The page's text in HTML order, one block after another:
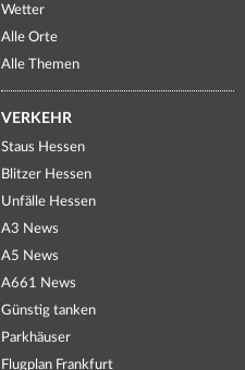
Wetter
Alle Orte
Alle Themen
VERKEHR
Staus Hessen
Blitzer Hessen
Unfälle Hessen
A3 News
A5 News
A661 News
Günstig tanken
Parkhäuser
Flugplan Frankfurt